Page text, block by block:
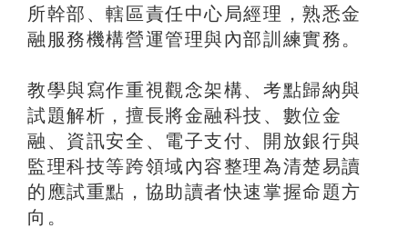
所幹部、轄區責任中心局經理，熟悉金
融服務機構營運管理與內部訓練實務。
教學與寫作重視觀念架構、考點歸納與
試題解析，擅長將金融科技、數位金
融、資訊安全、電子支付、開放銀行與
監理科技等跨領域內容整理為清楚易讀
的應試重點，協助讀者快速掌握命題方
向。